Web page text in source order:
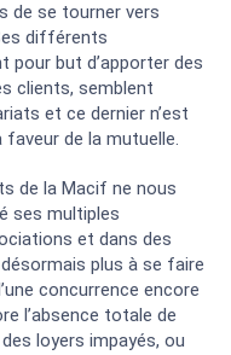
de se tourner vers
différents
pour but d’apporter des
clients, semblent
et ce dernier n’est
faveur de la mutuelle.
de la Macif ne nous
ses multiples
et dans des
plus à se faire
concurrence encore
l’absence totale de
loyers impayés, ou